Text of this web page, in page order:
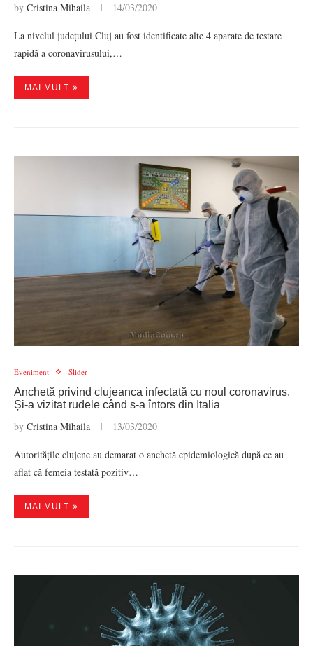
by Cristina Mihaila 14/03/2020
La nivelul județului Cluj au fost identificate alte 4 aparate de testare
rapidă a coronavirusului,…
MAI MULT
Eveniment Slider
Anchetă privind clujeanca infectată cu noul coronavirus.
Și-a vizitat rudele când s-a întors din Italia
by Cristina Mihaila 13/03/2020
Autoritățile clujene au demarat o anchetă epidemiologică după ce au
aflat că femeia testată pozitiv…
MAI MULT